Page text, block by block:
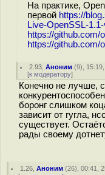
На практике,
первой https://
Live-OpenSSL-
https://github.com/
https://github.com/
2.93 ,Аноним (9),
[к модератору]
Конечно не лучше,
боронг слишком
зависит от гугла,
существует.
рады своему
1.26 ,Аноним (26), 00:41,